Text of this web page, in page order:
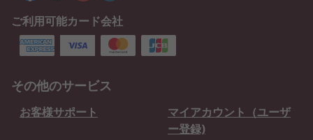
ご利用可能カード会社
その他のサービス
お客様サポート
マイアカウント（ユーザ
ー登録)